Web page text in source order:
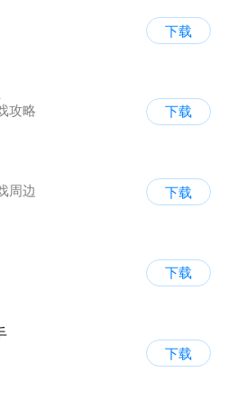
下载
攻略
下载
周边
下载
下载
下载